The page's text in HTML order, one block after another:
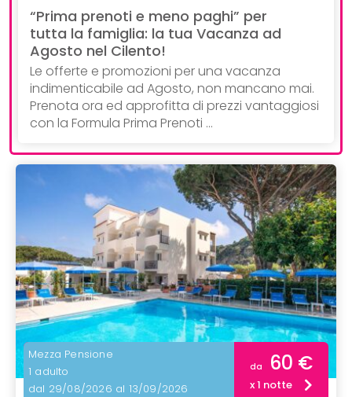
“Prima prenoti e meno paghi” per
tutta la famiglia: la tua Vacanza ad
Agosto nel Cilento!
Le offerte e promozioni per una vacanza
indimenticabile ad Agosto, non mancano mai.
Prenota ora ed approfitta di prezzi vantaggiosi
con la Formula Prima Prenoti ...
Mezza Pensione
1 adulto
dal 29/08/2026 al 13/09/2026
da 60 €
x 1 notte